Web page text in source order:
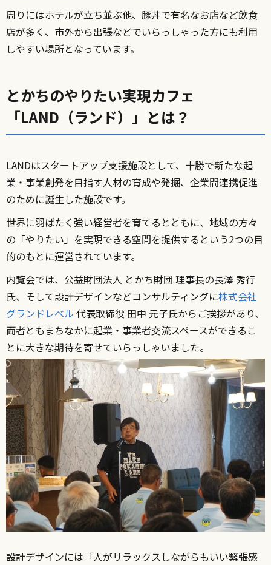
周りにはホテルが立ち並ぶ他、豚丼で有名なお店など飲食
店が多く、市外から出張などでいらっしゃった方にも利用
しやすい場所となっています。
とかちのやりたい実現カフェ
「LAND（ランド）」とは？
LANDはスタートアップ支援施設として、十勝で新たな起
業・事業創発を目指す人材の育成や発掘、企業間連携促進
のために誕生した施設です。
世界に羽ばたく強い経営者を育てるとともに、地域の方々
の「やりたい」を実現できる空間を提供するという2つの目
的のもとに運営されています。
内覧会では、公益財団法人 とかち財団 理事長の長澤 秀行
氏、そして設計デザインなどコンサルティングに株式会社
グランドレベル 代表取締役 田中 元子氏からご挨拶があり、
両者ともまちなかに起業・事業者交流スペースができるこ
とに大きな期待を寄せていらっしゃいました。
設計デザインには「人がリラックスしながらもいい緊張感